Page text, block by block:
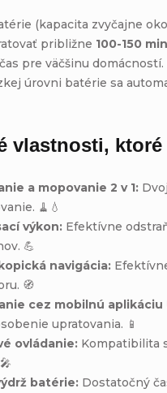
(kapacita zvyčajne
približne 100-150
pre väčšinu
úrovni batérie sa
vlastnosti, ktoré
a mopovanie 2 v 1:
🧹💧
výkon: Efektívne
💪
navigácia:
🧭
cez mobilnú aplikáciu
upratovania. 📱
ovládanie: Kompatibilita
batérie: Dostatočný